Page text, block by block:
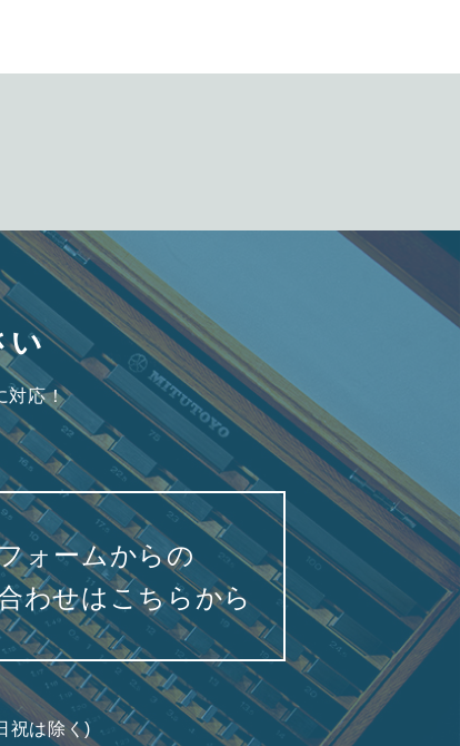
い
対応！
ォームからの
わせはこちらから
祝は除く)